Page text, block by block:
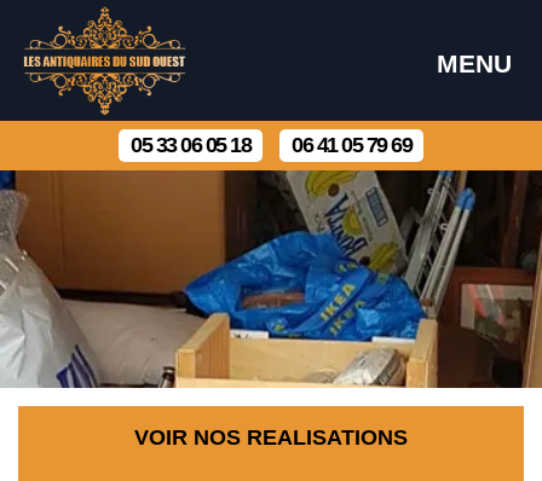
MENU
05 33 06 05 18 06 41 05 79 69
VOIR NOS REALISATIONS